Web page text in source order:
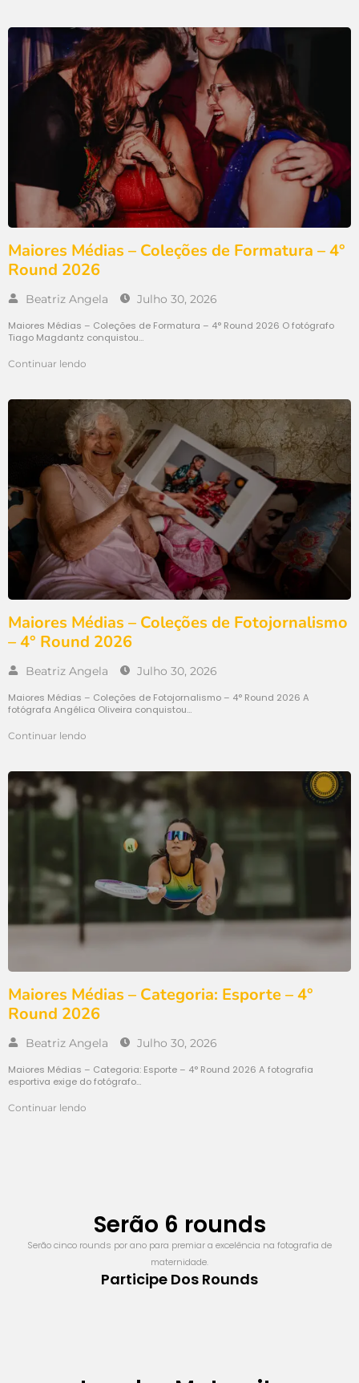
Maiores Médias – Coleções de Formatura – 4°
Round 2026​
Beatriz Angela Julho 30, 2026
Maiores Médias – Coleções de Formatura – 4° Round 2026 O fotógrafo
Tiago Magdantz conquistou…
Continuar lendo
Maiores Médias – Coleções de Fotojornalismo
– 4° Round 2026​
Beatriz Angela Julho 30, 2026
Maiores Médias – Coleções de Fotojornalismo – 4° Round 2026 A
fotógrafa Angélica Oliveira conquistou…
Continuar lendo
Maiores Médias – Categoria: Esporte – 4°
Round 2026​
Beatriz Angela Julho 30, 2026
Maiores Médias – Categoria: Esporte – 4° Round 2026 A fotografia
esportiva exige do fotógrafo…
Continuar lendo
Serão 6 rounds
Serão cinco rounds por ano para premiar a excelência na fotografia de
maternidade.
Participe Dos Rounds